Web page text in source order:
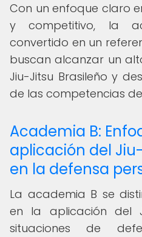
Con un enfoque claro
y competitivo, la
convertido en un
buscan alcanzar un
Jiu-Jitsu Brasileño y
de las competencias
Academia B:
aplicación del
en la defensa
La academia B se
en la aplicación del
situaciones de